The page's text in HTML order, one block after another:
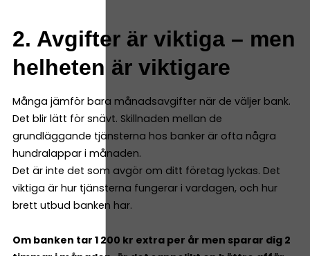
2. Avgifter är viktiga – men
helheten är viktigare
Många jämför bara månadsavgifter när de väljer bank.
Det blir lätt för snävt. Skillnaden mellan de
grundläggande tjänsterna hos banker är ofta några
hundralappar i månaden.
Det är inte det som avgör om ditt företag lyckas. Det
viktiga är hur tjänsterna fungerar i vardagen, och hur
brett utbud banken har.
Om banken tar 1 200 kr extra per år men sparar dig 2